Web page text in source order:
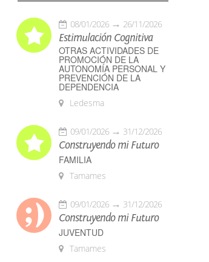
08/01/2026 26/11/2026
Estimulación Cognitiva
OTRAS ACTIVIDADES DE
PROMOCIÓN DE LA
AUTONOMÍA PERSONAL Y
PREVENCIÓN DE LA
DEPENDENCIA
Ledesma
09/01/2026 31/12/2026
Construyendo mi Futuro
FAMILIA
Tamames
09/01/2026 31/12/2026
Construyendo mi Futuro
JUVENTUD
Tamames